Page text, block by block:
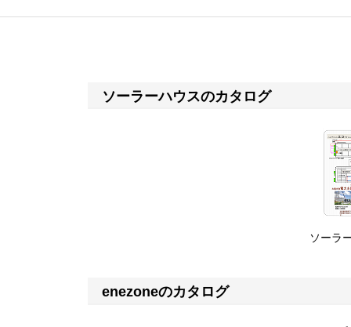
ソーラーハウスのカタログ
ソーラ
enezoneのカタログ